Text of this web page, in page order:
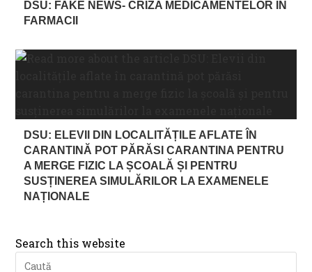
DSU: FAKE NEWS- CRIZA MEDICAMENTELOR IN
FARMACII
DSU: ELEVII DIN LOCALITĂȚILE AFLATE ÎN
CARANTINĂ POT PĂRĂSI CARANTINA PENTRU
A MERGE FIZIC LA ȘCOALĂ ȘI PENTRU
SUSȚINEREA SIMULĂRILOR LA EXAMENELE
NAȚIONALE
Search this website